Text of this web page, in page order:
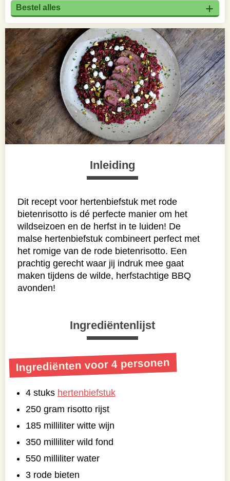
Inleiding
Dit recept voor hertenbiefstuk met rode
bietenrisotto is dé perfecte manier om het
wildseizoen en de herfst in te luiden! De
malse hertenbiefstuk combineert perfect met
het romige van de rode bietenrisotto. Een
prachtig gerecht waar jij indruk mee gaat
maken tijdens de wilde, herfstachtige BBQ
avonden!
Ingrediëntenlijst
Ingrediënten voor 4 personen
4 stuks hertenbiefstuk
250 gram risotto rijst
185 milliliter witte wijn
350 milliliter wild fond
550 milliliter water
3 rode bieten
Bestel alles